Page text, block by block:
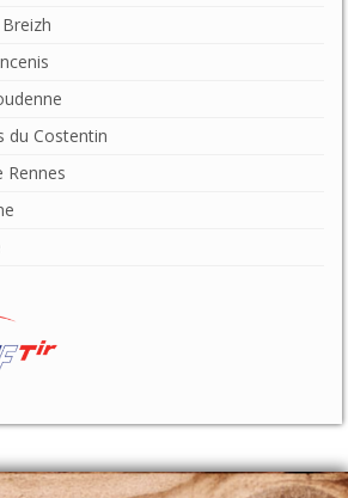
du Costentin
Rennes